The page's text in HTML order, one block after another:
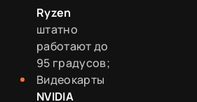
Ryzen
штатно
работают до
95 градусов;
Видеокарты
NVIDIA